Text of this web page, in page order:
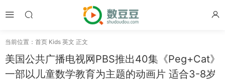
当前位置： 首页 Kids 英文 正文
美国公共广播电视网PBS推出40集《Peg+Cat》
一部以儿童数学教育为主题的动画片 适合3-8岁